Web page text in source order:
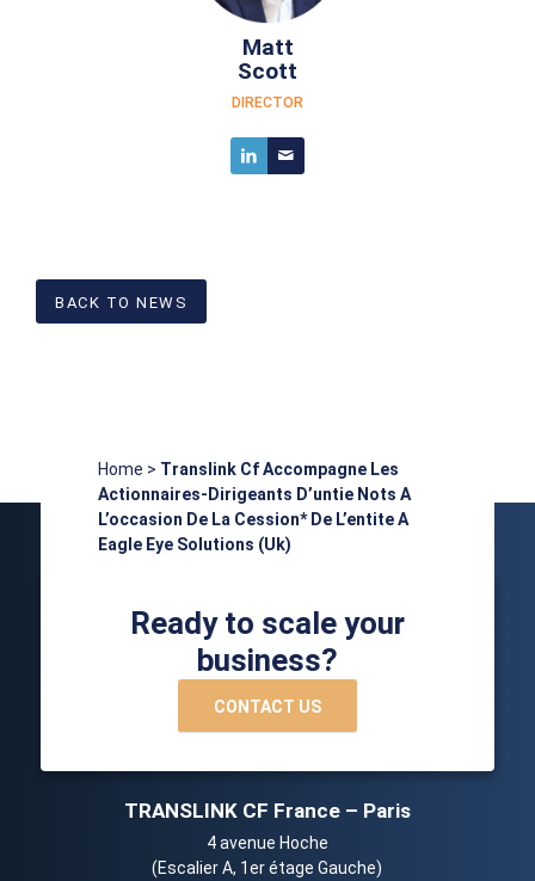
Matt
Scott
DIRECTOR
BACK TO NEWS
Home > Translink Cf Accompagne Les
Actionnaires-Dirigeants D’untie Nots A
L’occasion De La Cession* De L’entite A
Eagle Eye Solutions (Uk)
Ready to scale your
business?
CONTACT US
TRANSLINK CF France – Paris
4 avenue Hoche
(Escalier A, 1er étage Gauche)